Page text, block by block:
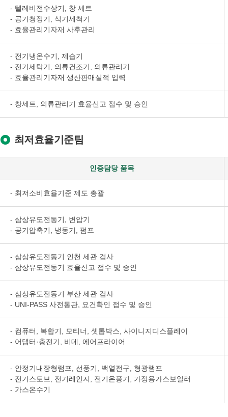
- 텔레비전수상기, 창 세트
- 공기청정기, 식기세척기
- 효율관리기자재 사후관리
- 전기냉온수기, 제습기
- 전기세탁기, 의류건조기, 의류관리기
- 효율관리기자재 생산판매실적 입력
- 창세트, 의류관리기 효율신고 접수 및 승인
최저효율기준팀
인증담당 품목
- 최저소비효율기준 제도 총괄
- 삼상유도전동기, 변압기
- 공기압축기, 냉동기, 펌프
- 삼상유도전동기 인천 세관 검사
- 삼상유도전동기 효율신고 접수 및 승인
- 삼상유도전동기 부산 세관 검사
- UNI-PASS 사전통관, 요건확인 접수 및 승인
- 컴퓨터, 복합기, 모티너, 셋톱박스, 사이니지디스플레이
- 어댑터·충전기, 비데, 에어프라이어
- 안정기내장형램프, 선풍기, 백열전구, 형광램프
- 전기스토브, 전기레인지, 전기온풍기, 가정용가스보일러
- 가스온수기